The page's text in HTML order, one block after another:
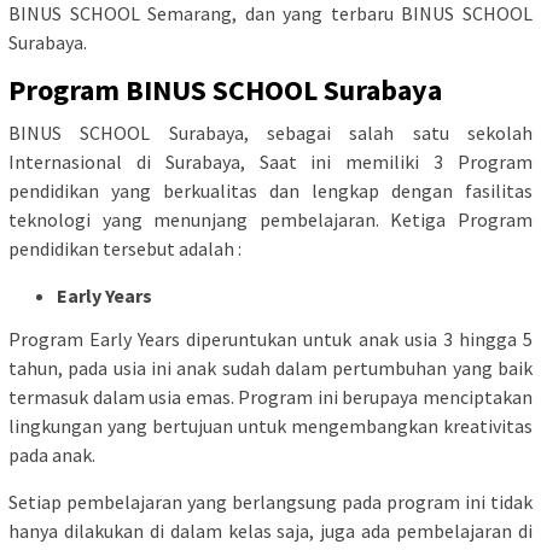
BINUS SCHOOL Semarang, dan yang terbaru BINUS SCHOOL
Surabaya.
Program BINUS SCHOOL Surabaya
BINUS SCHOOL Surabaya, sebagai salah satu sekolah
Internasional di Surabaya, Saat ini memiliki 3 Program
pendidikan yang berkualitas dan lengkap dengan fasilitas
teknologi yang menunjang pembelajaran. Ketiga Program
pendidikan tersebut adalah :
Early Years
Program Early Years diperuntukan untuk anak usia 3 hingga 5
tahun, pada usia ini anak sudah dalam pertumbuhan yang baik
termasuk dalam usia emas. Program ini berupaya menciptakan
lingkungan yang bertujuan untuk mengembangkan kreativitas
pada anak.
Setiap pembelajaran yang berlangsung pada program ini tidak
hanya dilakukan di dalam kelas saja, juga ada pembelajaran di